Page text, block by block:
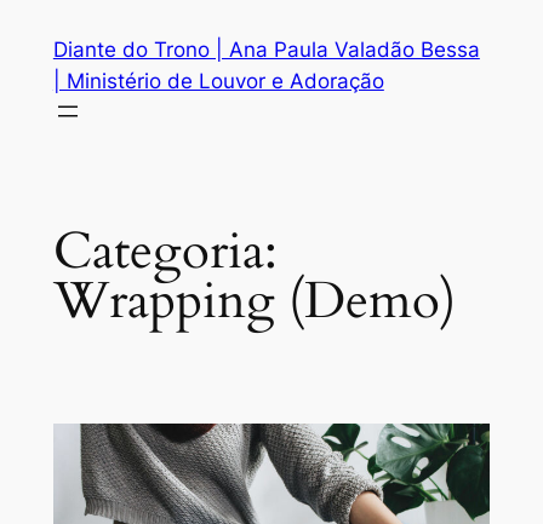
conteúdo
Diante do Trono | Ana Paula Valadão Bessa
| Ministério de Louvor e Adoração
Categoria:
Wrapping (Demo)